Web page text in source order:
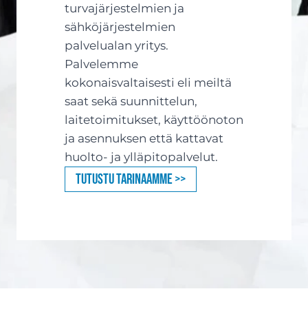
turvajärjestelmien ja
sähköjärjestelmien
palvelualan yritys.
Palvelemme
kokonaisvaltaisesti eli meiltä
saat sekä suunnittelun,
laitetoimitukset, käyttöönoton
ja asennuksen että kattavat
huolto- ja ylläpitopalvelut.
Tutustu tarinaamme >>